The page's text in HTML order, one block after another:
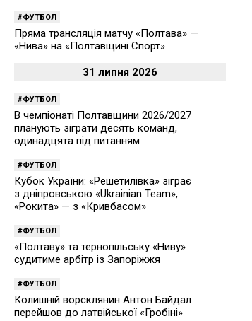
ФУТБОЛ
Пряма трансляція матчу «Полтава» —
«Нива» на «Полтавщині Спорт»
31 липня 2026
ФУТБОЛ
В чемпіонаті Полтавщини 2026/2027
планують зіграти десять команд,
одинадцята під питанням
ФУТБОЛ
Кубок України: «Решетилівка» зіграє
з дніпровською «Ukrainian Team»,
«Рокита» — з «Кривбасом»
ФУТБОЛ
«Полтаву» та тернопільську «Ниву»
судитиме арбітр із Запоріжжя
ФУТБОЛ
Колишній ворсклянин Антон Байдал
перейшов до латвійської «Гробіні»